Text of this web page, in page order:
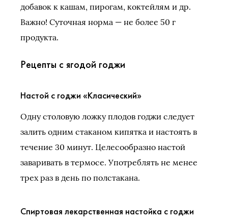
добавок к кашам, пирогам, коктейлям и др.
Важно! Суточная норма — не более 50 г
продукта.
Рецепты с ягодой годжи
Настой с годжи «Класический»
Одну столовую ложку плодов годжи следует
залить одним стаканом кипятка и настоять в
течение 30 минут. Целесообразно настой
заваривать в термосе. Употреблять не менее
трех раз в день по полстакана.
Спиртовая лекарственная настойка с годжи